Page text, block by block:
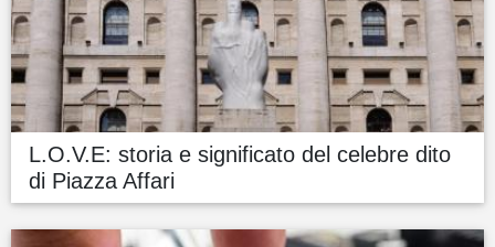
L.O.V.E: storia e significato del celebre dito
di Piazza Affari